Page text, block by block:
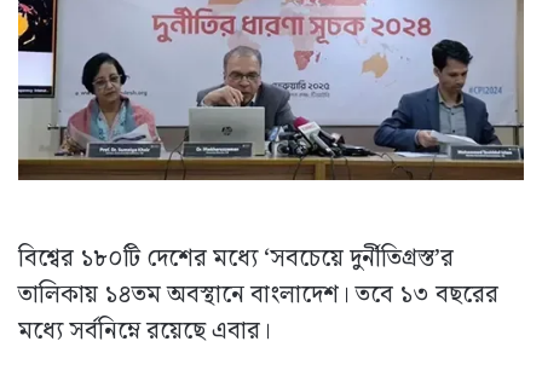
বিশ্বের ১৮০টি দেশের মধ্যে ‘সবচেয়ে দুর্নীতিগ্রস্ত’র
তালিকায় ১৪তম অবস্থানে বাংলাদেশ। তবে ১৩ বছরের
মধ্যে সর্বনিম্নে রয়েছে এবার।